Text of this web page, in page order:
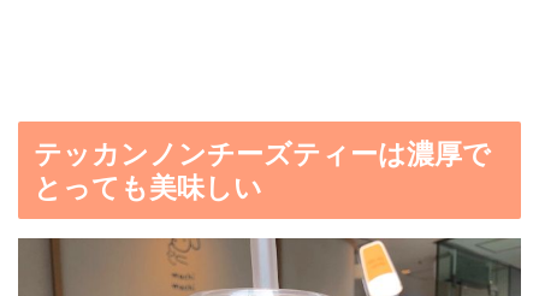
テッカンノンチーズティーは濃厚で
とっても美味しい